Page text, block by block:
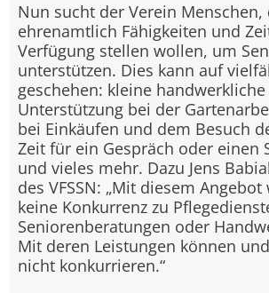
Nun sucht der Verein Menschen,
ehrenamtlich Fähigkeiten und
Verfügung stellen wollen, um
unterstützen. Dies kann auf
geschehen: kleine
Unterstützung bei der
bei Einkäufen und dem Besuch
Zeit für ein Gespräch oder einen
und vieles mehr. Dazu Jens
des VFSSN: „Mit diesem
keine Konkurrenz zu
Seniorenberatungen oder
Mit deren Leistungen können
nicht konkurrieren.“